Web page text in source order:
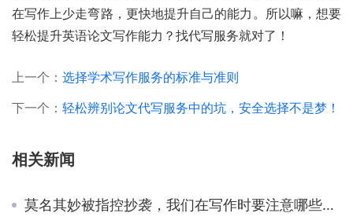
在写作上少走弯路，更快地提升自己的能力。所以嘛，想要
轻松提升英语论文写作能力？找代写服务就对了！
上一个： 选择学术写作服务的标准与准则
下一个： 轻松辨别论文代写服务中的坑，安全选择不是梦！
相关新闻
莫名其妙被指控抄袭，我们在写作时要注意哪些细节才能避免呢